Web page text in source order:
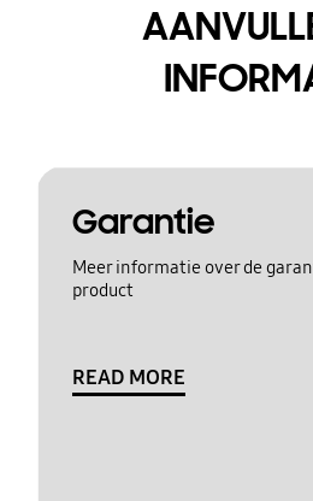
Garantie
Meer informatie over de
product
READ MORE